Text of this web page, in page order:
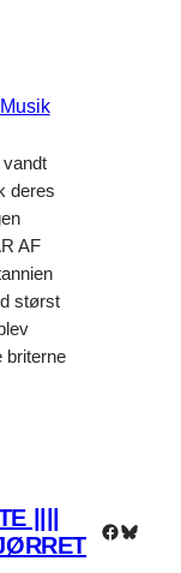
Musik
vandt
deres
AF
størst
briterne
||||